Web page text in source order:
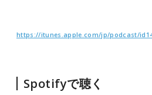
https://itunes.apple.com/jp/podcast/
Spotifyで聴く